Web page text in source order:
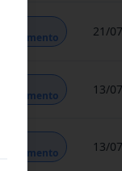
Andamento
21/
Andamento
13/
Andamento
13/